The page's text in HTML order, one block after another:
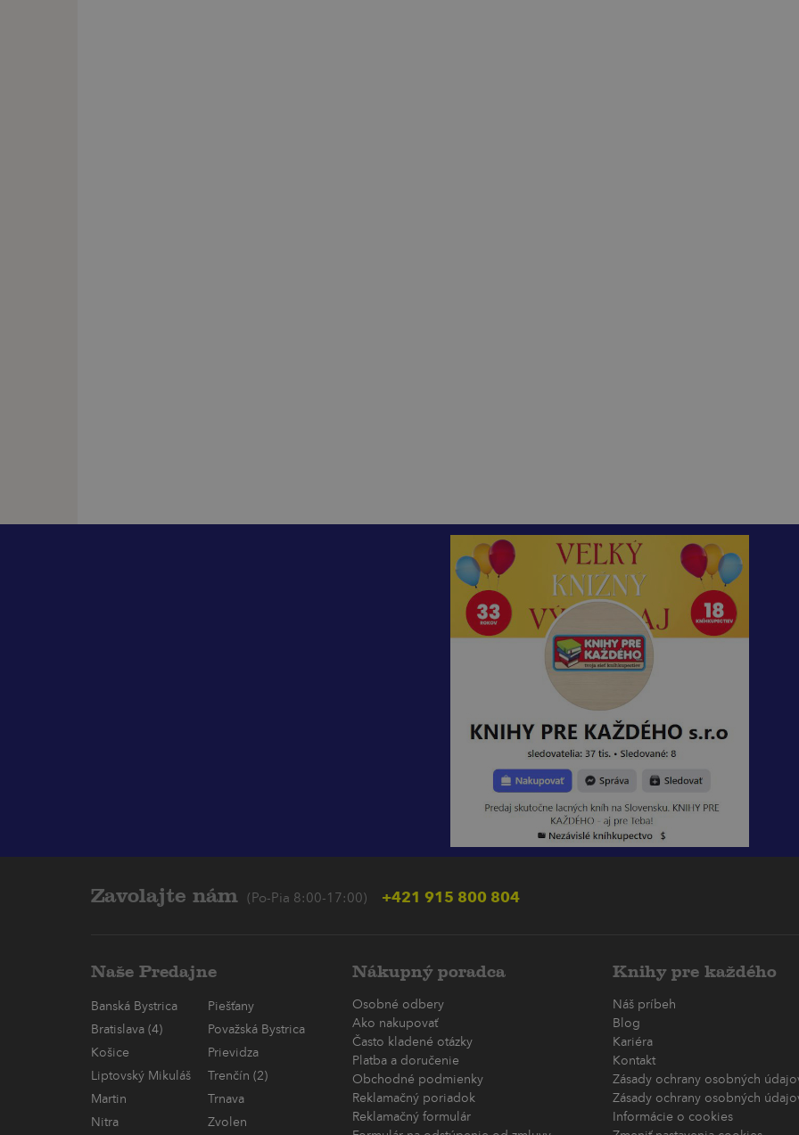
Zavolajte nám (Po-Pia 8:00-17:00) +421 915 800 804
Naše Predajne
Banská Bystrica
Piešťany
Bratislava (4)
Považská Bystrica
Košice
Prievidza
Liptovský Mikuláš
Trenčín (2)
Martin
Trnava
Nitra
Zvolen
Nákupný poradca
Osobné odbery
Ako nakupovať
Často kladené otázky
Platba a doručenie
Obchodné podmienky
Reklamačný poriadok
Reklamačný formulár
Knihy pre každého
Náš príbeh
Blog
Kariéra
Kontakt
Zásady ochrany osobných
Zásady ochrany osobných
Informácie o cookies